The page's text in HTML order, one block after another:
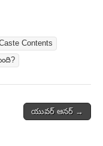
Contents
యువర్ ఆనర్ →